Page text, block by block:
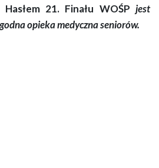
21. Finału WOŚP jest
opieka medyczna seniorów.